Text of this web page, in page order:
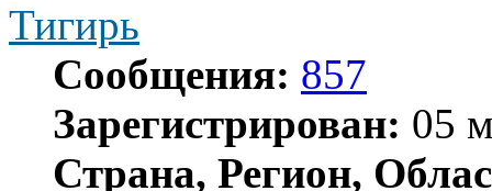
Тигирь
Сообщения: 857
Зарегистрирован: 05
Страна, Регион,